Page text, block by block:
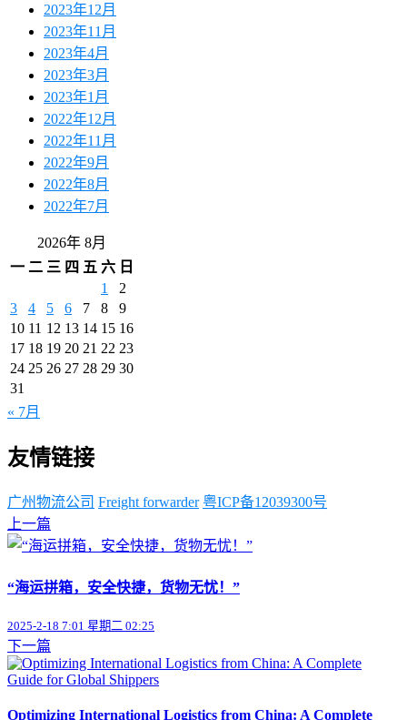
2023年12月
2023年11月
2023年4月
2023年3月
2023年1月
2022年12月
2022年11月
2022年9月
2022年8月
2022年7月
2026年 8月
一 二 三 四 五 六 日
1
2
3
4 5 6 7 8
9
10 11 12 13 14 15 16
17 18 19 20 21 22 23
24 25 26 27 28 29 30
31
« 7月
友情链接
广州物流公司 Freight forwarder 粤ICP备12039300号
上一篇
“海运拼箱，安全快捷，货物无忧！”
2025-2-18 7:01 星期二 02:25
下一篇
Optimizing International Logistics from China: A Complete